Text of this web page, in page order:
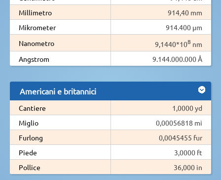
Millimetro
914,40 mm
Mikrometer
914.400 µm
Nanometro
9,1440*108 nm
Angstrom
9.144.000.000 Å
Americani e britannici
Cantiere
1,0000 yd
Miglio
0,00056818 mi
Furlong
0,0045455 fur
Piede
3,0000 ft
Pollice
36,000 in